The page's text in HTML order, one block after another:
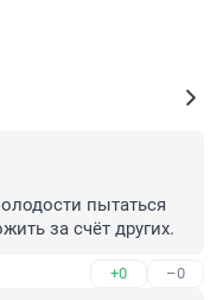
пытаться
за счёт других.
+0 –0